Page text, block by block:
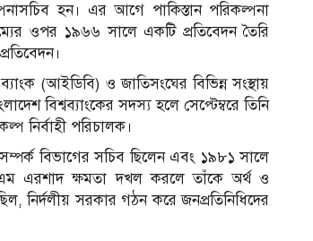
হন। এর আগে পাকিস্তান পরিকল্পনা
ওপর ১৯৬৬ সালে একটি প্রতিবেদন তৈরি
(আইডিবি) ও জাতিসংঘের বিভিন্ন সংস্থায়
বিশ্বব্যাংকের সদস্য হলে সেপ্টেম্বরে তিনি
নির্বাহী পরিচালক।
বিভাগের সচিব ছিলেন এবং ১৯৮১ সালে
এম এরশাদ ক্ষমতা দখল করলে তাঁকে অর্থ ও
ছিল, নির্দলীয় সরকার গঠন করে জনপ্রতিনিধিদের